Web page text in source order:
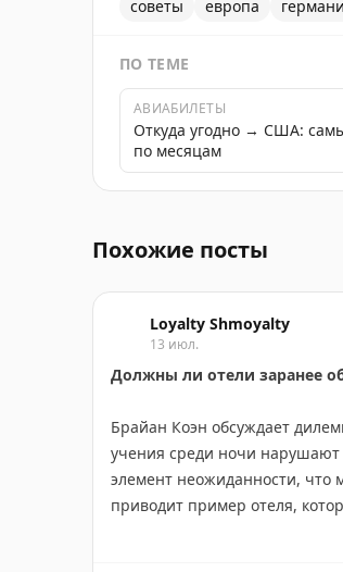
советы европа
ПО ТЕМЕ
АВИАБИЛЕТЫ
Откуда угодно → США:
по месяцам
Похожие посты
Loyalty Shmoyalty
13 июл.
Должны ли отели заранее
Брайан Коэн обсуждает
учения среди ночи
элемент неожиданности, что
приводит пример отеля,